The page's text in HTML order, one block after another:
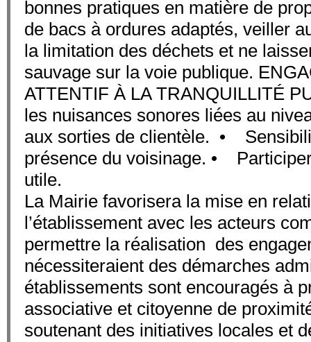
bonnes pratiques en matière de
de bacs à ordures adaptés, veiller
la limitation des déchets et ne
sauvage sur la voie publique.
ATTENTIF À LA TRANQUILLITÉ
les nuisances sonores liées au
aux sorties de clientèle. •
présence du voisinage. •
utile.
La Mairie favorisera la mise en
l’établissement avec les acteurs
permettre la réalisation des
nécessiteraient des démarches
établissements sont encouragés à
associative et citoyenne de
soutenant des initiatives locales et